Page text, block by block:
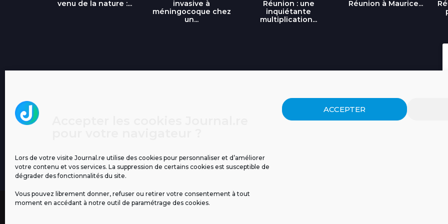
Lors de votre visite Journal.re utilise des cookies pour personnaliser et d’améliorer
votre contenu et vos services. La suppression de certains cookies est susceptible de
dégrader des fonctionnalités du site.
Vous pouvez librement donner, refuser ou retirer votre consentement à tout
moment en accédant à notre outil de paramétrage des cookies.
ACCEPTER
venu de la nature :...
invasive à
méningocoque chez
un...
Réunion : une
inquiétante
multiplication...
Réunion à Maurice...
MENTIONS LÉGALES PUBLICITÉ BLOG NOS ÉMISSIONS